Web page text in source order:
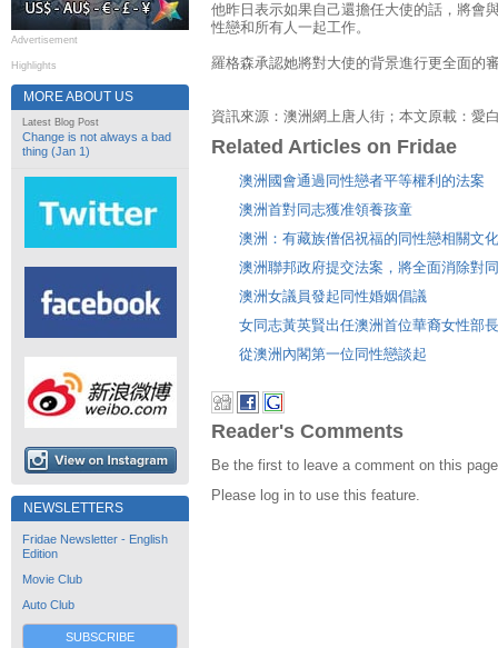
Advertisement
Highlights
MORE ABOUT US
Latest Blog Post
Change is not always a bad
thing (Jan 1)
NEWSLETTERS
Fridae Newsletter - English
Edition
Movie Club
Auto Club
SUBSCRIBE
他昨日表示如果自己還擔任大使的話，將會
性戀和所有人一起工作。
羅格森承認她將對大使的背景進行更全面的
資訊來源：澳洲網上唐人街；本文原載：愛
Related Articles on Fridae
澳洲國會通過同性戀者平等權利的法案
澳洲首對同志獲准領養孩童
澳洲：有藏族僧侶祝福的同性戀相關文
澳洲聯邦政府提交法案，將全面消除對
澳洲女議員發起同性婚姻倡議
女同志黃英賢出任澳洲首位華裔女性部長
從澳洲內閣第一位同性戀談起
Reader's Comments
Be the first to leave a comment on this
Please log in to use this feature.